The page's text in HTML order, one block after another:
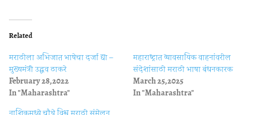
Related
मराठीला अभिजात भाषेचा दर्जा द्या –
मुख्यमंत्री उद्धव ठाकरे
February 28, 2022
In "Maharashtra"
महाराष्ट्रात व्यावसायिक वाहनांवरील
संदेशांसाठी मराठी भाषा बंधनकारक
March 25, 2025
In "Maharashtra"